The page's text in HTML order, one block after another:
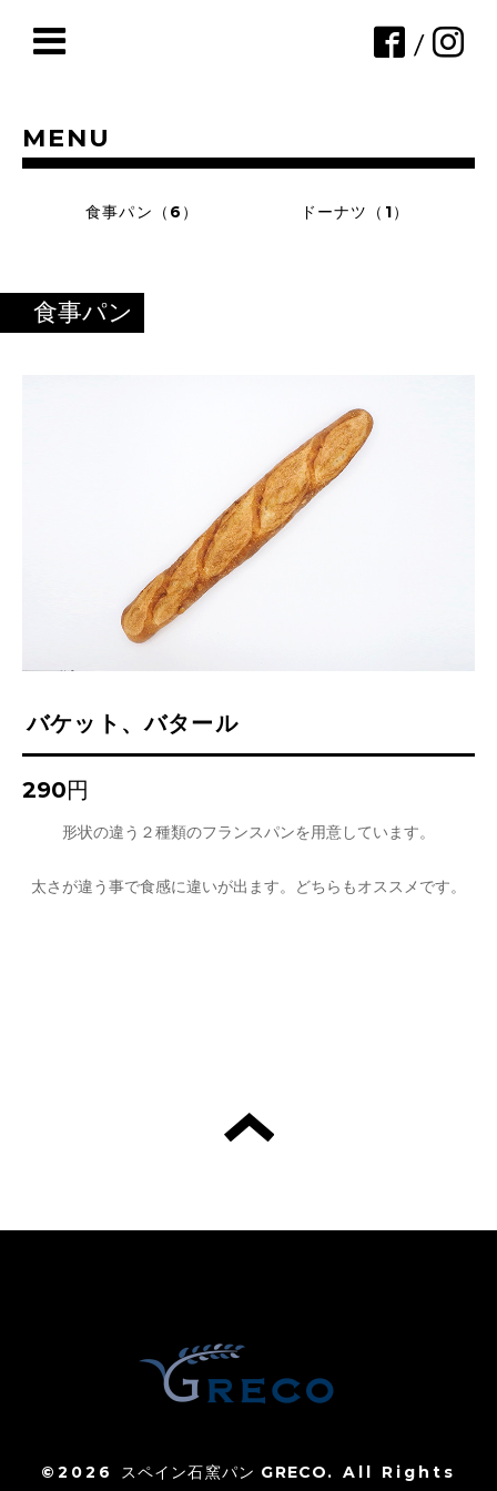
/
MENU
食事パン（6） ドーナツ（1）
食事パン
バケット、バタール
290円
形状の違う２種類のフランスパンを用意しています。
太さが違う事で食感に違いが出ます。どちらもオススメです。
©2026 スペイン石窯パン GRECO. All Rights